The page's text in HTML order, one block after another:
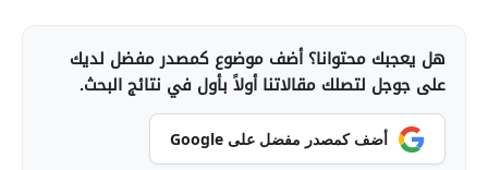
هل يعجبك محتوانا؟ أضف موضوع كمصدر مفضل لديك
على جوجل لتصلك مقالاتنا أولاً بأول في نتائج البحث.
أضف كمصدر مفضل على Google